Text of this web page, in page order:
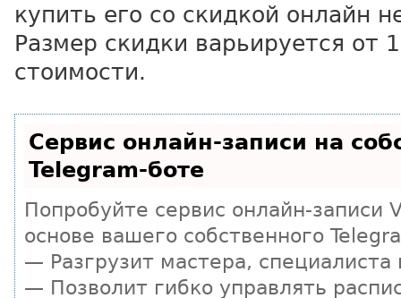
купить его со скидкой онлайн
Размер скидки варьируется от
стоимости.
Сервис онлайн-записи на
Telegram-боте
Попробуйте сервис онлайн-записи
основе вашего собственного
— Разгрузит мастера,
— Позволит гибко управлять